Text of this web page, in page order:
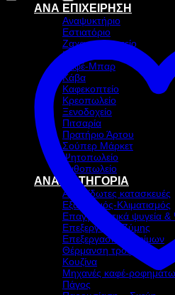
ΑΝΑ ΕΠΙΧΕΙΡΗΣΗ
Αναψυκτήριο
Εστιατόριο
Ζαχαροπλαστείο
Ιχθυοπωλείο
Καφέ-Μπαρ
Κάβα
Καφεκοπτείο
Κρεοπωλείο
Ξενοδοχείο
Πιτσαρία
Πρατήριο Άρτου
Σούπερ Μάρκετ
Ψητοπωλείο
Ανθοπωλείο
ΑΝΑ ΚΑΤΗΓΟΡΙΑ
Ανοξείδωτες κατασκευές
Εξαερισμός-Κλιματισμός
Επαγγελματικά ψυγεία
Επεξεργασία Ζύμης
Επεξεργασία τροφίμων
Θέρμανση τροφίμων
Κουζίνα
Μηχανές καφέ-
Πάγος